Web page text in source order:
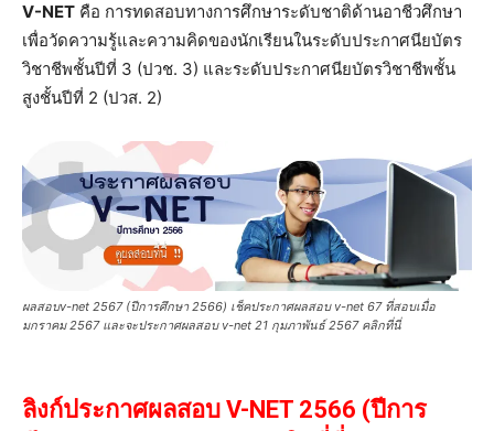
V-NET คือ การทดสอบทางการศึกษาระดับชาติด้านอาชีวศึกษา
เพื่อวัดความรู้และความคิดของนักเรียนในระดับประกาศนียบัตร
วิชาชีพชั้นปีที่ 3 (ปวช. 3) และระดับประกาศนียบัตรวิชาชีพชั้น
สูงชั้นปีที่ 2 (ปวส. 2)
ผลสอบv-net 2567 (ปีการศึกษา 2566) เช็คประกาศผลสอบ v-net 67 ที่สอบเมื่อ
มกราคม 2567 และจะประกาศผลสอบ v-net 21 กุมภาพันธ์ 2567 คลิกที่นี่
ลิงก์ประกาศผลสอบ V-NET 2566 (ปีการ